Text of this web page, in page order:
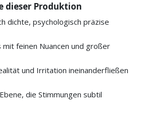
dieser Produktion
dichte, psychologisch präzise
mit feinen Nuancen und großer
und Irritation ineinanderfließen
die Stimmungen subtil